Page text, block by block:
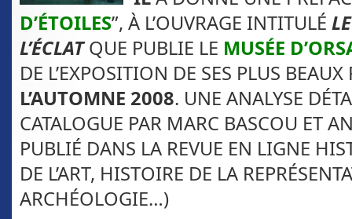
D’ÉTOILES”, À L’OUVRAGE INTITULÉ
L’ÉCLATQUE PUBLIE LE MUSÉE
DE L’EXPOSITION DE SES PLUS BEAUX
L’AUTOMNE 2008. UNE ANALYSE
CATALOGUE PAR MARC BASCOU ET
PUBLIÉ DANS LA REVUE EN LIGNE
DE L’ART, HISTOIRE DE LA
ARCHÉOLOGIE…)